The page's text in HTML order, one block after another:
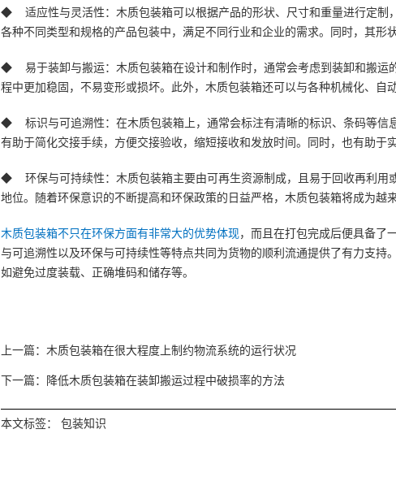
◆ 适应性与灵活性：木质包装箱可以根据产品的形状、尺寸和重量进行定制
各种不同类型和规格的产品包装中，满足不同行业和企业的需求。同时，其形
◆ 易于装卸与搬运：木质包装箱在设计和制作时，通常会考虑到装卸和搬运
程中更加稳固，不易变形或损坏。此外，木质包装箱还可以与各种机械化、自
◆ 标识与可追溯性：在木质包装箱上，通常会标注有清晰的标识、条码等信
有助于简化交接手续，方便交接验收，缩短接收和发放时间。同时，也有助于
◆ 环保与可持续性：木质包装箱主要由可再生资源制成，且易于回收再利用
地位。随着环保意识的不断提高和环保政策的日益严格，木质包装箱将成为越
木质包装箱不只在环保方面有非常大的优势体现，而且在打包完成后便具备了
与可追溯性以及环保与可持续性等特点共同为货物的顺利流通提供了有力支持
如避免过度装载、正确堆码和储存等。
上一篇：木质包装箱在很大程度上制约物流系统的运行状况
下一篇：降低木质包装箱在装卸搬运过程中破损率的方法
本文标签： 包装知识